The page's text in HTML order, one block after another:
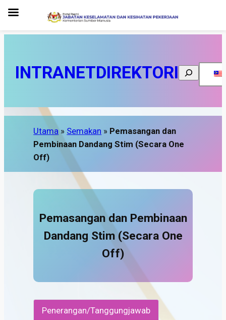
INTRANETDIREKTORI Search
Utama» Semakan » Pemasangan dan
Pembinaan Dandang Stim (Secara One
Off)
Pemasangan dan Pembinaan
Dandang Stim (Secara One
Off)
Penerangan/Tanggungjawab